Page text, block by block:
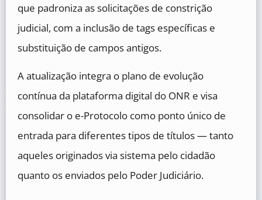
que padroniza as solicitações de constrição
judicial, com a inclusão de tags específicas e
substituição de campos antigos.
A atualização integra o plano de evolução
contínua da plataforma digital do ONR e visa
consolidar o e-Protocolo como ponto único de
entrada para diferentes tipos de títulos — tanto
aqueles originados via sistema pelo cidadão
quanto os enviados pelo Poder Judiciário.